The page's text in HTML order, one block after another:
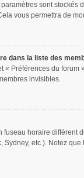
sont
vous permettra de
dans la liste des
« Préférences du forum
invisibles.
fuseau horaire
etc.). Notez